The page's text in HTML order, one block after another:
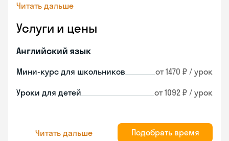
Читать дальше
Услуги и цены
Английский язык
Мини-курс для школьников от 1470 ₽ / урок
Уроки для детей от 1092 ₽ / урок
Читать дальше Подобрать время